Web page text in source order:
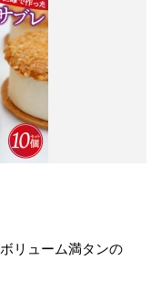
リューム満タンの